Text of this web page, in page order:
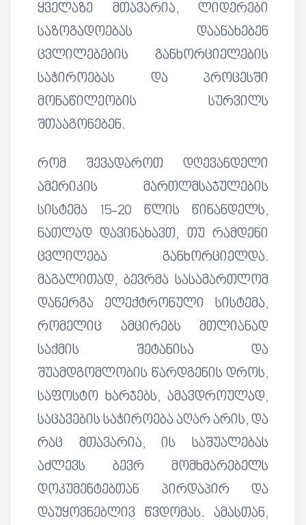
ყველაზე მთავარია, ლიდერები
საზოგადოებას დაანახებენ
ცვლილებების განხორციელების
საჭიროებას და პროცესში
მონაწილეობის სურვილს
შთააგონებენ.
რომ შევადაროთ დღევანდელი
ამერიკის მართლმსაჯულების
სისტემა 15-20 წლის წინანდელს,
ნათლად დავინახავთ, თუ რამდენი
ცვლილება განხორციელდა.
მაგალითად, ბევრმა სასამართლომ
დანერგა ელექტრონული სისტემა,
რომელიც ამცირებს მთლიანად
საქმის შეტანისა და
შუამდგომლობის წარდგენის დროს,
საფოსტო ხარჯებს, ამავდროულად,
საცავების საჭიროება აღარ არის, და
რაც მთავარია, ის საშუალებას
აძლევს ბევრ მომხმარებელს
დოკუმენტებთან პირდაპირ და
დაუყოვნებლივ წვდომას. ამასთან,